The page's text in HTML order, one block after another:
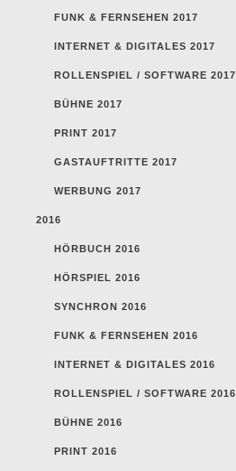
FUNK & FERNSEHEN 2017
INTERNET & DIGITALES 2017
ROLLENSPIEL / SOFTWARE 2017
BÜHNE 2017
PRINT 2017
GASTAUFTRITTE 2017
WERBUNG 2017
2016
HÖRBUCH 2016
HÖRSPIEL 2016
SYNCHRON 2016
FUNK & FERNSEHEN 2016
INTERNET & DIGITALES 2016
ROLLENSPIEL / SOFTWARE 2016
BÜHNE 2016
PRINT 2016